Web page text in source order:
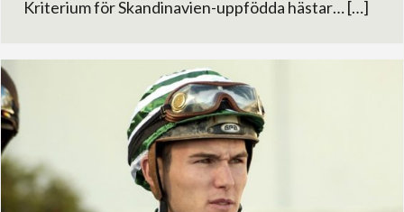
Kriterium för Skandinavien-uppfödda hästar… […]